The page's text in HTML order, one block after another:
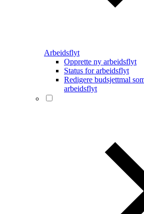
Arbeidsflyt
Opprette ny arbeidsflyt
Status for arbeidsflyt
Redigere budsjettmal
arbeidsflyt